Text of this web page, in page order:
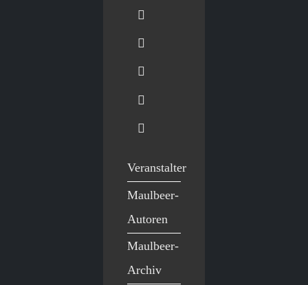
Veranstalter
Maulbeer-
Autoren
Maulbeer-
Archiv